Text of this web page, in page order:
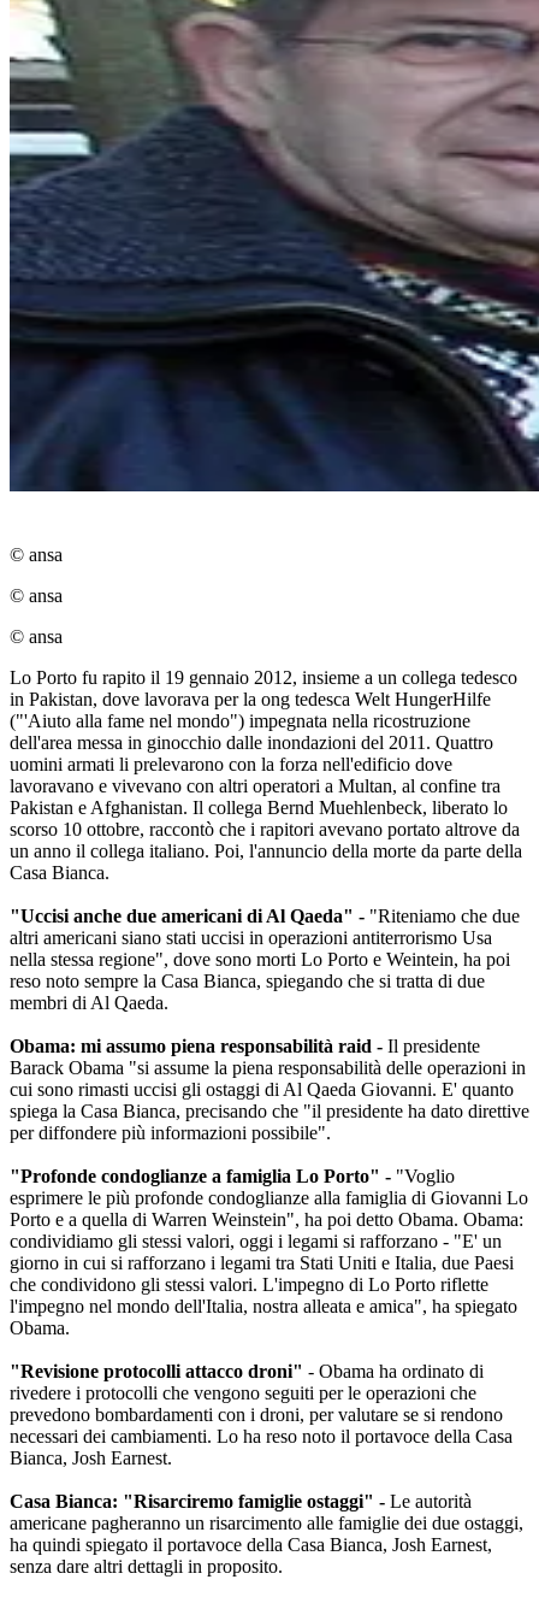
© ansa
© ansa
© ansa
Lo Porto fu rapito il 19 gennaio 2012, insieme a un collega tedesco
in Pakistan, dove lavorava per la ong tedesca Welt HungerHilfe
("'Aiuto alla fame nel mondo") impegnata nella ricostruzione
dell'area messa in ginocchio dalle inondazioni del 2011. Quattro
uomini armati li prelevarono con la forza nell'edificio dove
lavoravano e vivevano con altri operatori a Multan, al confine tra
Pakistan e Afghanistan. Il collega Bernd Muehlenbeck, liberato lo
scorso 10 ottobre, raccontò che i rapitori avevano portato altrove da
un anno il collega italiano. Poi, l'annuncio della morte da parte della
Casa Bianca.
"Uccisi anche due americani di Al Qaeda" - "Riteniamo che due
altri americani siano stati uccisi in operazioni antiterrorismo Usa
nella stessa regione", dove sono morti Lo Porto e Weintein, ha poi
reso noto sempre la Casa Bianca, spiegando che si tratta di due
membri di Al Qaeda.
Obama: mi assumo piena responsabilità raid - Il presidente
Barack Obama "si assume la piena responsabilità delle operazioni in
cui sono rimasti uccisi gli ostaggi di Al Qaeda Giovanni. E' quanto
spiega la Casa Bianca, precisando che "il presidente ha dato direttive
per diffondere più informazioni possibile".
"Profonde condoglianze a famiglia Lo Porto" - "Voglio
esprimere le più profonde condoglianze alla famiglia di Giovanni Lo
Porto e a quella di Warren Weinstein", ha poi detto Obama. Obama:
condividiamo gli stessi valori, oggi i legami si rafforzano - "E' un
giorno in cui si rafforzano i legami tra Stati Uniti e Italia, due Paesi
che condividono gli stessi valori. L'impegno di Lo Porto riflette
l'impegno nel mondo dell'Italia, nostra alleata e amica", ha spiegato
Obama.
"Revisione protocolli attacco droni" - Obama ha ordinato di
rivedere i protocolli che vengono seguiti per le operazioni che
prevedono bombardamenti con i droni, per valutare se si rendono
necessari dei cambiamenti. Lo ha reso noto il portavoce della Casa
Bianca, Josh Earnest.
Casa Bianca: "Risarciremo famiglie ostaggi" - Le autorità
americane pagheranno un risarcimento alle famiglie dei due ostaggi,
ha quindi spiegato il portavoce della Casa Bianca, Josh Earnest,
senza dare altri dettagli in proposito.